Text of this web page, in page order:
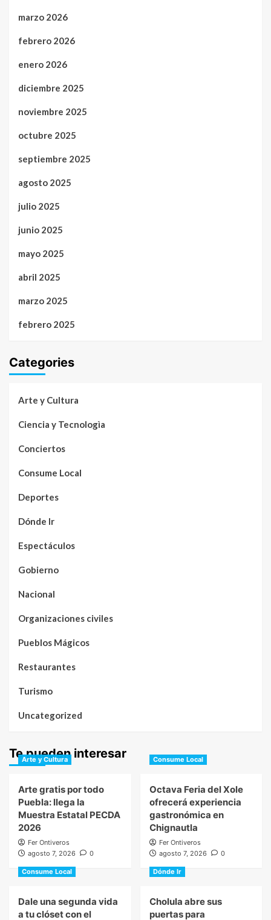
marzo 2026
febrero 2026
enero 2026
diciembre 2025
noviembre 2025
octubre 2025
septiembre 2025
agosto 2025
julio 2025
junio 2025
mayo 2025
abril 2025
marzo 2025
febrero 2025
Categories
Arte y Cultura
Ciencia y Tecnologìa
Conciertos
Consume Local
Deportes
Dónde Ir
Espectáculos
Gobierno
Nacional
Organizaciones civiles
Pueblos Mágicos
Restaurantes
Turismo
Uncategorized
Te pueden interesar
Arte y Cultura
Arte gratis por todo
Puebla: llega la
Muestra Estatal PECDA
2026
Fer Ontiveros
agosto 7, 2026
0
Consume Local
Octava Feria del Xole
ofrecerá experiencia
gastronómica en
Chignautla
Fer Ontiveros
agosto 7, 2026
0
Consume Local
Dale una segunda vida
a tu clóset con el
Dónde Ir
Cholula abre sus
puertas para